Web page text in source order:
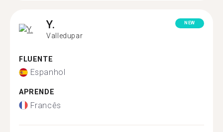
Y.
Valledupar
NEW
FLUENTE
Espanhol
APRENDE
Francês